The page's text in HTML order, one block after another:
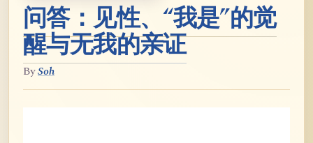
问答：见性、“我是”的觉
醒与无我的亲证
BySoh